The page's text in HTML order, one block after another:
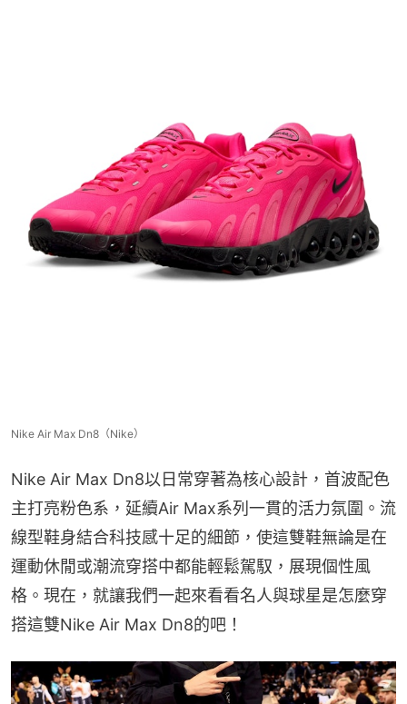
Nike Air Max Dn8（Nike）
Nike Air Max Dn8以日常穿著為核心設計，首波配色
主打亮粉色系，延續Air Max系列一貫的活力氛圍。流
線型鞋身結合科技感十足的細節，使這雙鞋無論是在
運動休閒或潮流穿搭中都能輕鬆駕馭，展現個性風
格。現在，就讓我們一起來看看名人與球星是怎麼穿
搭這雙Nike Air Max Dn8的吧！